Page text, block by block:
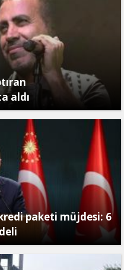
aldı
paketi müjdesi: 6